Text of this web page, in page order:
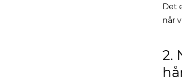
Det
når
2.